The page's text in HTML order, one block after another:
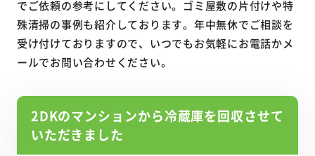
でご依頼の参考にしてください。ゴミ屋敷の片付けや特
殊清掃の事例も紹介しております。年中無休でご相談を
受け付けておりますので、いつでもお気軽にお電話かメ
ールでお問い合わせください。
2DKのマンションから冷蔵庫を回収させて
いただきました